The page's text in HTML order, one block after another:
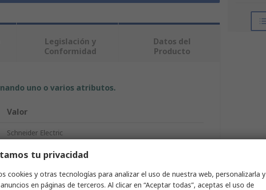
Legislación y
Conformidad
Datos del
Producto
uno o varios atributos.
Valor
Schneider Electric
Cabezal de interruptor de llave
Harmony
tu privacidad
cookies y otras tecnologías para analizar el uso de nuestra web, personalizarla y
en páginas de terceros. Al clicar en “Aceptar todas”, aceptas el uso de